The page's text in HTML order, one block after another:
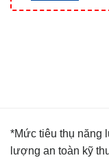
*Mức tiêu thụ năng
lượng an toàn kỹ